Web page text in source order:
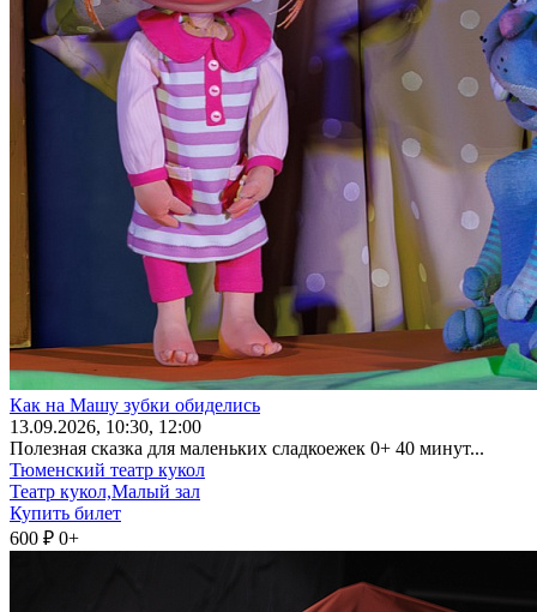
Как на Машу зубки обиделись
13.09.2026, 10:30, 12:00
Полезная сказка для маленьких сладкоежек 0+ 40 минут...
Тюменский театр кукол
Театр кукол,Малый зал
Купить билет
600 ₽ 0+